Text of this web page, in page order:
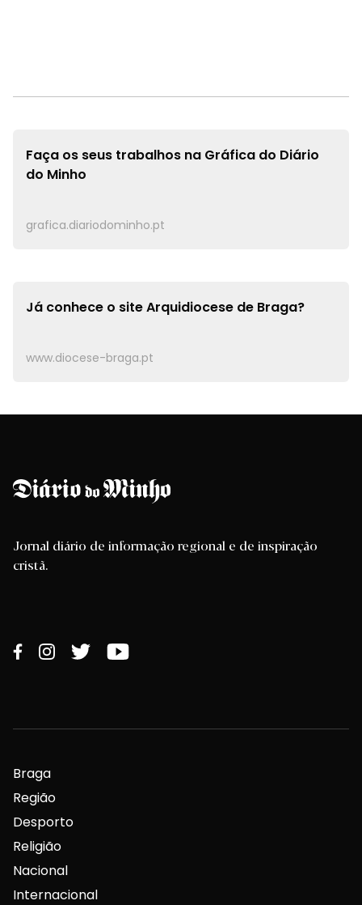
Faça os seus trabalhos na Gráfica do Diário
do Minho
grafica.diariodominho.pt
Já conhece o siteArquidiocese de Braga?
www.diocese-braga.pt
Jornal diário de informação regional e de inspiração
cristã.
Braga
Região
Desporto
Religião
Nacional
Internacional